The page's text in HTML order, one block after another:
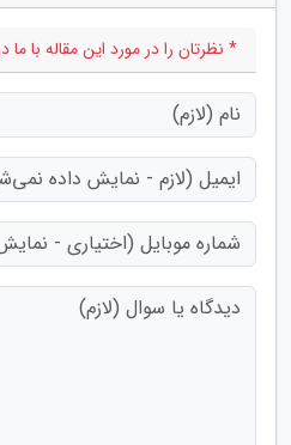
* نظرتان را در مورد این مقاله با ما